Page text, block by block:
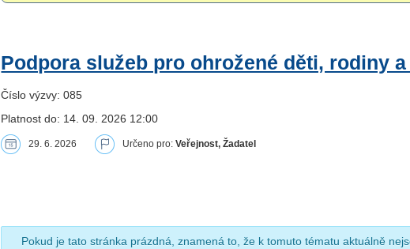
Podpora služeb pro ohrožené děti, rodiny
Číslo výzvy: 085
Platnost do: 14. 09. 2026 12:00
29. 6. 2026 Určeno pro:Veřejnost, Žadatel
Pokud je tato stránka prázdná, znamená to, že k tomuto tématu aktuálně